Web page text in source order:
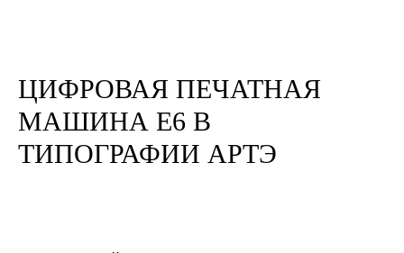
ЦИФРОВАЯ ПЕЧАТНАЯ
МАШИНА E6 В
ТИПОГРАФИИ АРТЭ